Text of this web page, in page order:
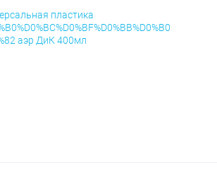
пластика
аэр ДиК 400мл